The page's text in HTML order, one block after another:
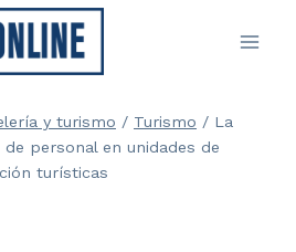
y turismo / Turismo / La
personal en unidades de
turísticas